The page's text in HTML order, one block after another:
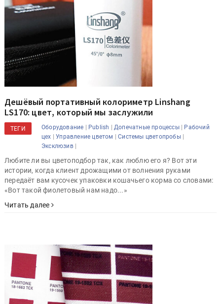
Дешёвый портативный колориметр Linshang
LS170: цвет, который мы заслужили
ТЕГИ Оборудование | Publish | Допечатные процессы| Рабочий
цех |Управление цветом |Системы цветопробы|
Эксклюзив|
Любите ли вы цветоподбор так, как люблю его я? Вот эти
истории, когда клиент дрожащими от волнения руками
передаёт вам кусочек упаковки кошачьего корма со словами:
«Вот такой фиолетовый нам надо...»
Читать далее